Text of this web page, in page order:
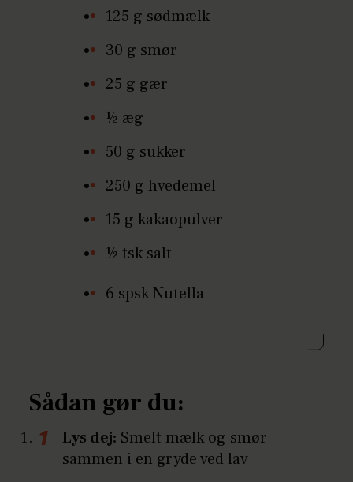
125 g sødmælk
30 g smør
25 g gær
½ æg
50 g sukker
250 g hvedemel
15 g kakaopulver
½ tsk salt
6 spsk Nutella
Sådan gør du:
Lys dej: Smelt mælk og smør
sammen i en gryde ved lav